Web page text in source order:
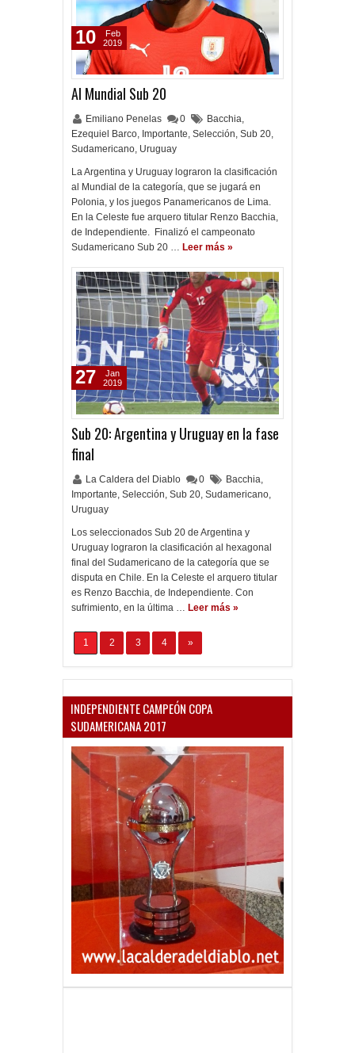
Al Mundial Sub 20
Emiliano Penelas 0 Bacchia,
Ezequiel Barco, Importante, Selección, Sub 20,
Sudamericano, Uruguay
La Argentina y Uruguay lograron la clasificación
al Mundial de la categoría, que se jugará en
Polonia, y los juegos Panamericanos de Lima.
En la Celeste fue arquero titular Renzo Bacchia,
de Independiente. Finalizó el campeonato
Sudamericano Sub 20 … Leer más »
10
Feb
2019
Sub 20: Argentina y Uruguay en la fase
final
La Caldera del Diablo 0 Bacchia,
Importante, Selección, Sub 20, Sudamericano,
Uruguay
Los seleccionados Sub 20 de Argentina y
Uruguay lograron la clasificación al hexagonal
final del Sudamericano de la categoría que se
disputa en Chile. En la Celeste el arquero titular
es Renzo Bacchia, de Independiente. Con
sufrimiento, en la última … Leer más »
27
Jan
2019
1 2 3 4 »
INDEPENDIENTE CAMPEÓN COPA
SUDAMERICANA 2017